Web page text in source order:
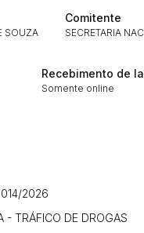
SOUZA
Comitente
SECRETARIA
Recebimento de
Somente online
2026
- TRÁFICO DE DROGAS